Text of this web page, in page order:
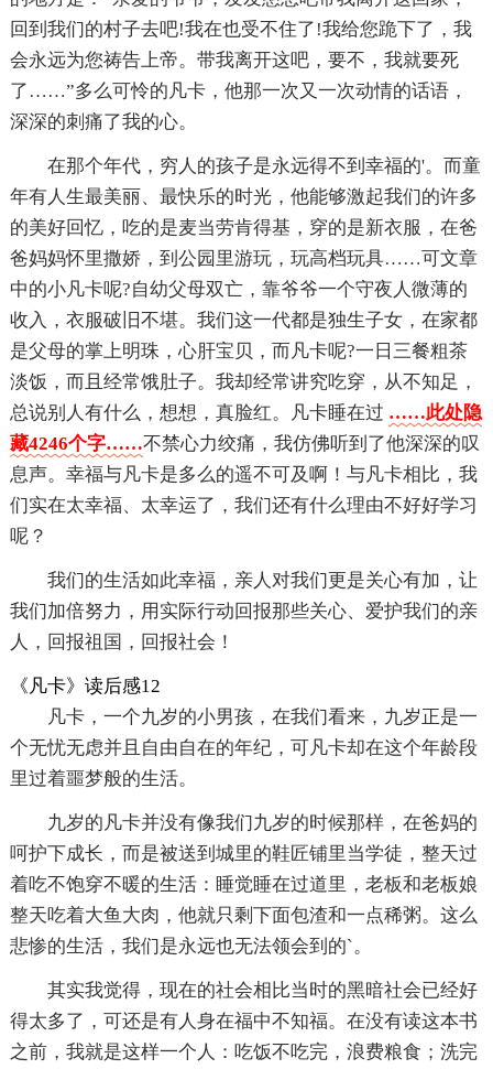
回到我们的村子去吧!我在也受不住了!我给您跪下了，我
会永远为您祷告上帝。带我离开这吧，要不，我就要死
了……”多么可怜的凡卡，他那一次又一次动情的话语，
深深的刺痛了我的心。
在那个年代，穷人的孩子是永远得不到幸福的'。而童
年有人生最美丽、最快乐的时光，他能够激起我们的许多
的美好回忆，吃的是麦当劳肯得基，穿的是新衣服，在爸
爸妈妈怀里撒娇，到公园里游玩，玩高档玩具……可文章
中的小凡卡呢?自幼父母双亡，靠爷爷一个守夜人微薄的
收入，衣服破旧不堪。我们这一代都是独生子女，在家都
是父母的掌上明珠，心肝宝贝，而凡卡呢?一日三餐粗茶
淡饭，而且经常饿肚子。我却经常讲究吃穿，从不知足，
总说别人有什么，想想，真脸红。凡卡睡在过 ……此处隐
藏4246个字……不禁心力绞痛，我仿佛听到了他深深的叹
息声。幸福与凡卡是多么的遥不可及啊！与凡卡相比，我
们实在太幸福、太幸运了，我们还有什么理由不好好学习
呢？
我们的生活如此幸福，亲人对我们更是关心有加，让
我们加倍努力，用实际行动回报那些关心、爱护我们的亲
人，回报祖国，回报社会！
《凡卡》读后感12
凡卡，一个九岁的小男孩，在我们看来，九岁正是一
个无忧无虑并且自由自在的年纪，可凡卡却在这个年龄段
里过着噩梦般的生活。
九岁的凡卡并没有像我们九岁的时候那样，在爸妈的
呵护下成长，而是被送到城里的鞋匠铺里当学徒，整天过
着吃不饱穿不暖的生活：睡觉睡在过道里，老板和老板娘
整天吃着大鱼大肉，他就只剩下面包渣和一点稀粥。这么
悲惨的生活，我们是永远也无法领会到的`。
其实我觉得，现在的社会相比当时的黑暗社会已经好
得太多了，可还是有人身在福中不知福。在没有读这本书
之前，我就是这样一个人：吃饭不吃完，浪费粮食；洗完